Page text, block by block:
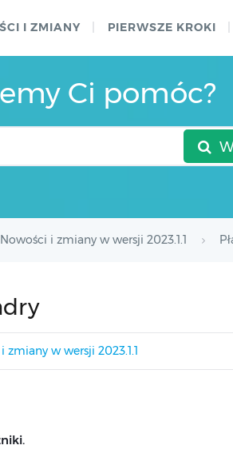
I ZMIANY PIERWSZE KROKI
Ci pomóc?
Nowości i zmiany w wersji 2023.1.1
zmiany w wersji 2023.1.1